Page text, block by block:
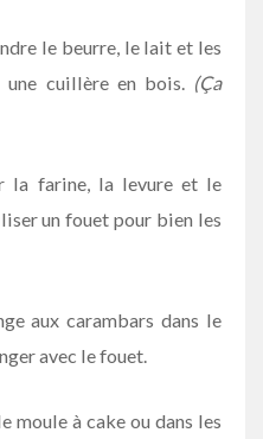
le beurre, le lait et les
une cuillère en bois. (Ça
la farine, la levure et le
un fouet pour bien les
aux carambars dans le
avec le fouet.
moule à cake ou dans les